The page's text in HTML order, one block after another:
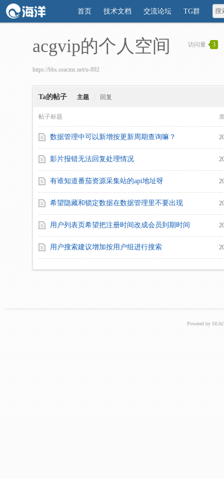
首页 技术文档 交流论坛 TG群
acgvip的个人空间 访问量 3
https://bbs.seacms.net/u-892
Ta的帖子 主题 回复
帖子标题
数据管理中可以新增按更新周期查询嘛？
影片报错无法回复处理情况
有谁知道番茄资源采集站的api地址呀
希望隐藏和锁定数据在数据管理里不要出现
用户列表页希望把注册时间改成会员到期时间
用户搜索建议增加按用户组进行搜索
Powered by